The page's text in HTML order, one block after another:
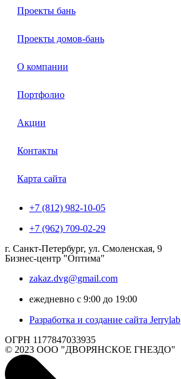
Проекты бань
Проекты домов-бань
О компании
Портфолио
Акции
Контакты
Карта сайта
+7 (812) 982-10-05
+7 (962) 709-02-29
г. Санкт-Петербург, ул. Смоленская, 9
Бизнес-центр "Оптима"
zakaz.dvg@gmail.com
ежедневно с 9:00 до 19:00
Разработка и создание сайта Jerrylab
ОГРН 1177847033935
© 2023 ООО "ДВОРЯНСКОЕ ГНЕЗДО"